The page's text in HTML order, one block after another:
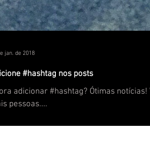
#hashtag nos posts
adicionar #hashtag? Ótimas
pessoas....
jan. de 2018